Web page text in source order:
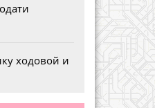
ходовой и